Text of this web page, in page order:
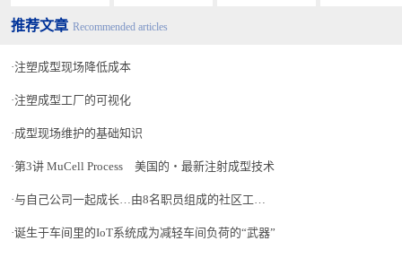
推荐文章 Recommended articles
注塑成型现场降低成本
注塑成型工厂的可视化
成型现场维护的基础知识
第3讲 MuCell Process 美国的・最新注射成型技术
与自己公司一起成长…由8名职员组成的社区工厂中引入了物联网和人工智能后发生了什么变化?
诞生于车间里的IoT系统成为减轻车间负荷的“武器”